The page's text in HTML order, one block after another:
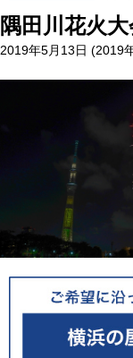
隅田川花火
2019年5月13日 (2019